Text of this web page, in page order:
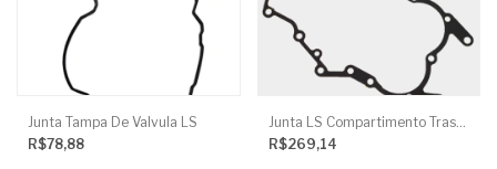
Junta Tampa De Valvula LS
R$78,88
Junta LS Compartimento Traseiro EGQ155
R$269,14